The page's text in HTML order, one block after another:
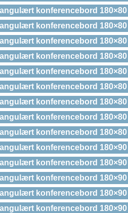
konferencebord
konferencebord
konferencebord
konferencebord
konferencebord
konferencebord
konferencebord
konferencebord
konferencebord
konferencebord
konferencebord
konferencebord
konferencebord
konferencebord